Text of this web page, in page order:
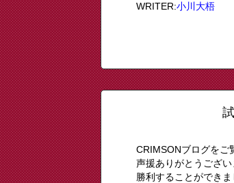
WRITER:小川大梧
CRIMSONブログをご
声援ありがとうござ
勝利することができ